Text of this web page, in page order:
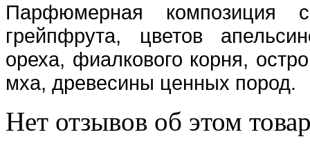
Парфюмерная композиция
грейпфрута, цветов
ореха, фиалкового корня,
мха, древесины ценных пород.
Нет отзывов об этом